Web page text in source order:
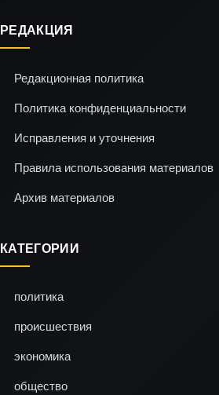
РЕДАКЦИЯ
Редакционная политика
Политика конфиденциальности
Исправления и уточнения
Правила использования материалов
Архив материалов
КАТЕГОРИИ
политика
происшествия
экономика
общество